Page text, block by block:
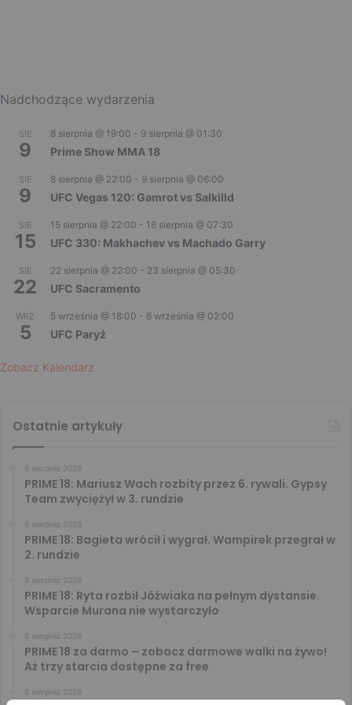
Nadchodzące wydarzenia
SIE
9
8 sierpnia @ 19:00 - 9 sierpnia @ 01:30
Prime Show MMA 18
SIE
9
8 sierpnia @ 22:00 - 9 sierpnia @ 06:00
UFC Vegas 120: Gamrot vs Salkilld
SIE
15
15 sierpnia @ 22:00 - 16 sierpnia @ 07:30
UFC 330: Makhachev vs Machado Garry
SIE
22
22 sierpnia @ 22:00 - 23 sierpnia @ 05:30
UFC Sacramento
WRZ
5
5 września @ 18:00 - 6 września @ 02:00
UFC Paryż
Zobacz Kalendarz
Ostatnie artykuły
8 sierpnia 2026
PRIME 18: Mariusz Wach rozbity przez 6. rywali. Gypsy
Team zwyciężył w 3. rundzie
8 sierpnia 2026
PRIME 18: Bagieta wrócił i wygrał. Wampirek przegrał w
2. rundzie
8 sierpnia 2026
PRIME 18: Ryta rozbił Jóźwiaka na pełnym dystansie.
Wsparcie Murana nie wystarczyło
8 sierpnia 2026
PRIME 18 za darmo – zobacz darmowe walki na żywo!
Aż trzy starcia dostępne za free
8 sierpnia 2026